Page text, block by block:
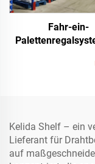
Fahr-ein-
Kelida Shelf – ein
Lieferant für
auf